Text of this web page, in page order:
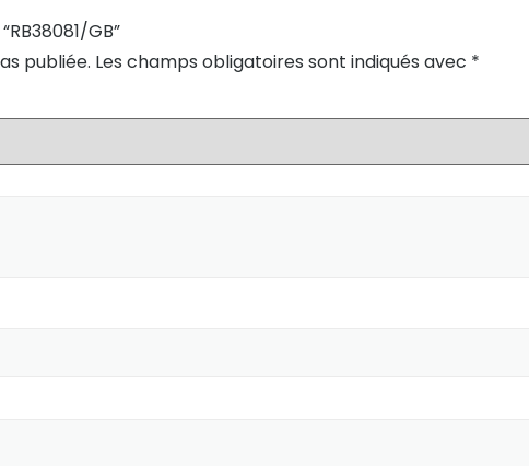
GB”
publiée. Les champs obligatoires sont indiqués avec *